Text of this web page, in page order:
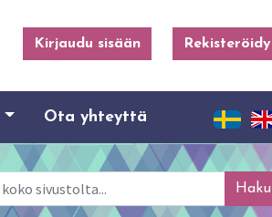
Kirjaudu sisään Rekisteröidy
Ota yhteyttä